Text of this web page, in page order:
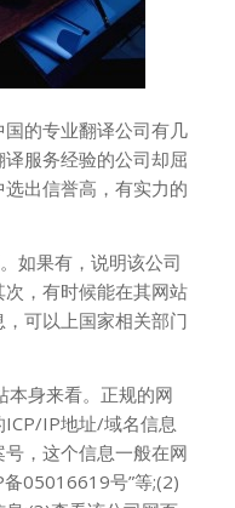
的专业翻译公司有几
服务经验的公司却屈
出信誉高，有实力的
如果有，说明该公司
，有时候能在其网站
可以上国家相关部门
本身来看。正规的网
IP地址/域名信息
，这个信息一般在网
05016619号”等;(2)